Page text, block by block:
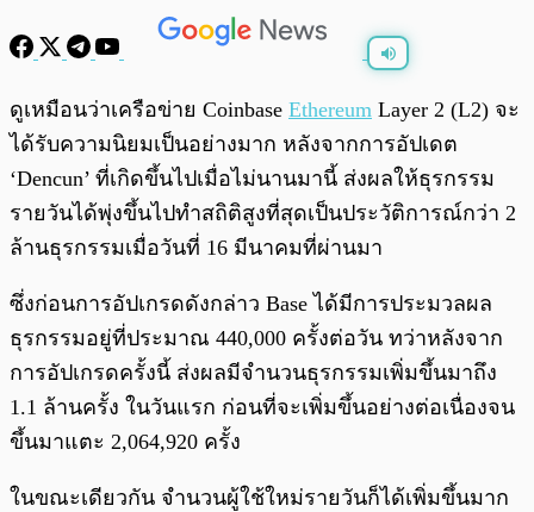
พร้อมเล่น
ดูเหมือนว่าเครือข่าย Coinbase Ethereum Layer 2 (L2) จะ
ได้รับความนิยมเป็นอย่างมาก หลังจากการอัปเดต
‘Dencun’ ที่เกิดขึ้นไปเมื่อไม่นานมานี้ ส่งผลให้ธุรกรรม
รายวันได้พุ่งขึ้นไปทำสถิติสูงที่สุดเป็นประวัติการณ์กว่า 2
ล้านธุรกรรมเมื่อวันที่ 16 มีนาคมที่ผ่านมา
ซึ่งก่อนการอัปเกรดดังกล่าว Base ได้มีการประมวลผล
ธุรกรรมอยู่ที่ประมาณ 440,000 ครั้งต่อวัน ทว่าหลังจาก
การอัปเกรดครั้งนี้ ส่งผลมีจำนวนธุรกรรมเพิ่มขึ้นมาถึง
1.1 ล้านครั้ง ในวันแรก ก่อนที่จะเพิ่มขึ้นอย่างต่อเนื่องจน
ขึ้นมาแตะ 2,064,920 ครั้ง
ในขณะเดียวกัน จำนวนผู้ใช้ใหม่รายวันก็ได้เพิ่มขึ้นมาก